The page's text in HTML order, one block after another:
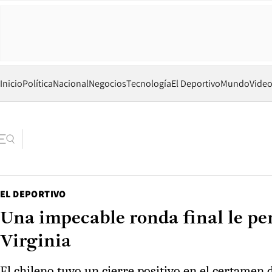
InicioPolíticaNacionalNegociosTecnologíaEl DeportivoMundo
EL DEPORTIVO
Una impecable ronda final le
Virginia